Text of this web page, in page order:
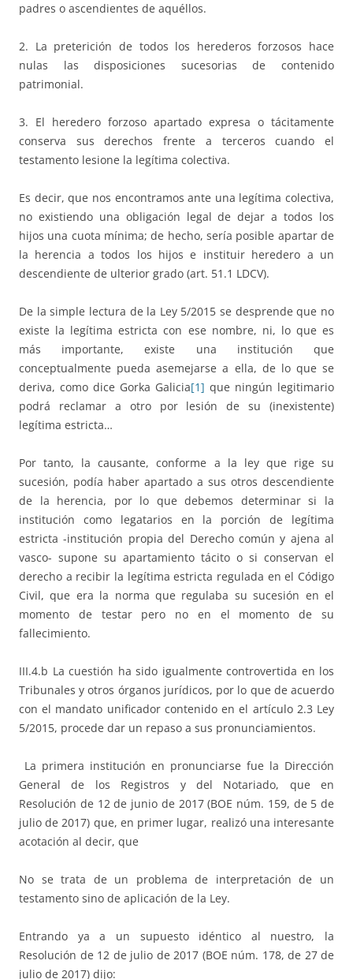
padres o ascendientes de aquéllos.
2. La preterición de todos los herederos forzosos hace
nulas las disposiciones sucesorias de contenido
patrimonial.
3. El heredero forzoso apartado expresa o tácitamente
conserva sus derechos frente a terceros cuando el
testamento lesione la legítima colectiva.
Es decir, que nos encontramos ante una legítima colectiva,
no existiendo una obligación legal de dejar a todos los
hijos una cuota mínima; de hecho, sería posible apartar de
la herencia a todos los hijos e instituir heredero a un
descendiente de ulterior grado (art. 51.1 LDCV).
De la simple lectura de la Ley 5/2015 se desprende que no
existe la legítima estricta con ese nombre, ni, lo que es
más importante, existe una institución que
conceptualmente pueda asemejarse a ella, de lo que se
deriva, como dice Gorka Galicia[1] que ningún legitimario
podrá reclamar a otro por lesión de su (inexistente)
legítima estricta…
Por tanto, la causante, conforme a la ley que rige su
sucesión, podía haber apartado a sus otros descendiente
de la herencia, por lo que debemos determinar si la
institución como legatarios en la porción de legítima
estricta -institución propia del Derecho común y ajena al
vasco- supone su apartamiento tácito o si conservan el
derecho a recibir la legítima estricta regulada en el Código
Civil, que era la norma que regulaba su sucesión en el
momento de testar pero no en el momento de su
fallecimiento.
III.4.b La cuestión ha sido igualmente controvertida en los
Tribunales y otros órganos jurídicos, por lo que de acuerdo
con el mandato unificador contenido en el artículo 2.3 Ley
5/2015, procede dar un repaso a sus pronunciamientos.
La primera institución en pronunciarse fue la Dirección
General de los Registros y del Notariado, que en
Resolución de 12 de junio de 2017 (BOE núm. 159, de 5 de
julio de 2017) que, en primer lugar, realizó una interesante
acotación al decir, que
No se trata de un problema de interpretación de un
testamento sino de aplicación de la Ley.
Entrando ya a un supuesto idéntico al nuestro, la
Resolución de 12 de julio de 2017 (BOE núm. 178, de 27 de
julio de 2017) dijo: